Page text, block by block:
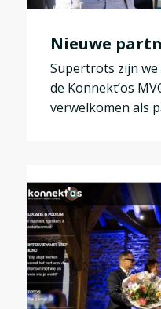
Nieuwe
Supertrots zijn we
de Konnekt’os
verwelkomen als